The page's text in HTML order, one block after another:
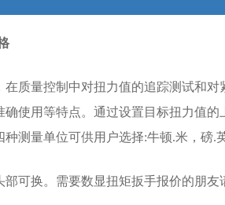
质量控制中对扭力值的追踪测试和对
使用等特点。通过设置目标扭力值
测量单位可供用户选择:牛顿.米，磅.
部可换。需要数显扭矩扳手报价的朋友